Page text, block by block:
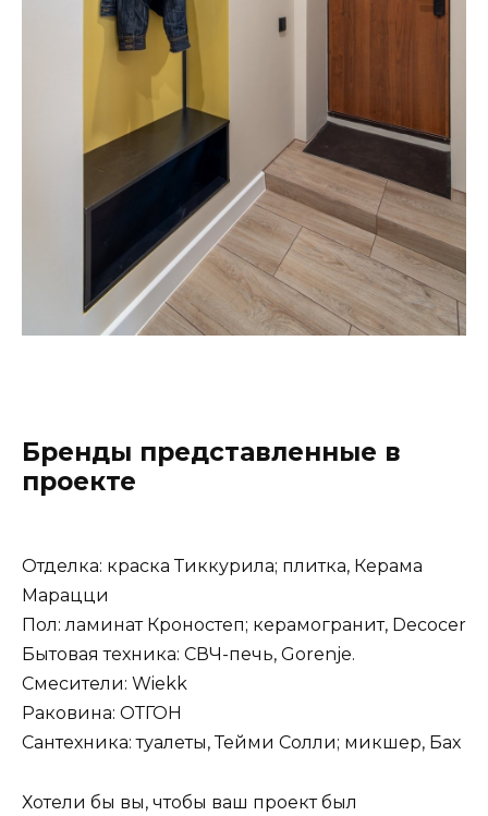
Бренды представленные в
проекте
Отделка: краска Тиккурила; плитка, Керама
Марацци
Пол: ламинат Кроностеп; керамогранит, Decocer
Бытовая техника: СВЧ-печь, Gorenje.
Смесители: Wiekk
Раковина: ОТГОН
Сантехника: туалеты, Тейми Солли; микшер, Бах
Хотели бы вы, чтобы ваш проект был